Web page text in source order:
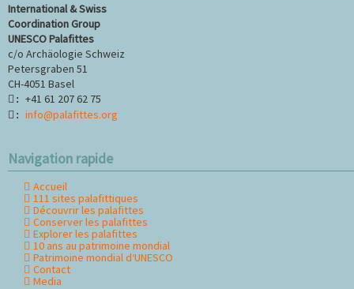
International & Swiss
Coordination Group
UNESCO Palafittes
c/o Archäologie Schweiz
Petersgraben 51
CH-4051 Basel
: +41 61 207 62 75
: info@palafittes.org
Navigation rapide
Aller
contenu
Accueil
111 sites palafittiques
Découvrir les palafittes
Conserver les palafittes
Explorer les palafittes
10 ans au patrimoine mondial
Patrimoine mondial d‘UNESCO
Contact
Media